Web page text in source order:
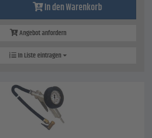
In den Warenkorb
Angebot anfordern
In Liste eintragen